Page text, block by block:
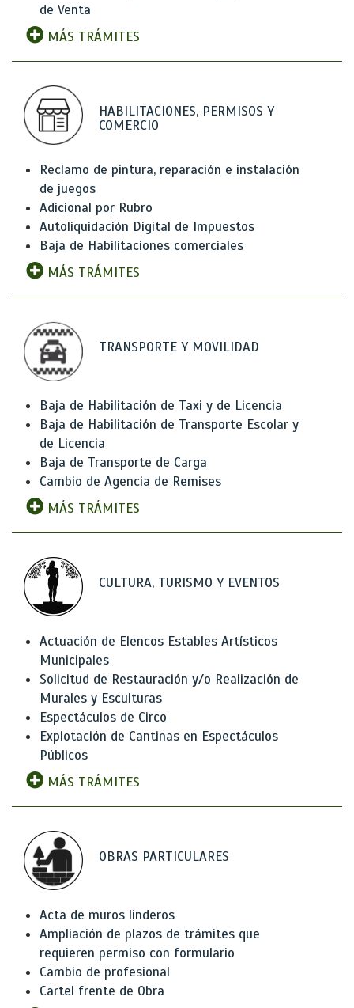
de Venta
MÁS TRÁMITES
HABILITACIONES, PERMISOS Y
COMERCIO
Reclamo de pintura, reparación e instalación
de juegos
Adicional por Rubro
Autoliquidación Digital de Impuestos
Baja de Habilitaciones comerciales
MÁS TRÁMITES
TRANSPORTE Y MOVILIDAD
Baja de Habilitación de Taxi y de Licencia
Baja de Habilitación de Transporte Escolar y
de Licencia
Baja de Transporte de Carga
Cambio de Agencia de Remises
MÁS TRÁMITES
CULTURA, TURISMO Y EVENTOS
Actuación de Elencos Estables Artísticos
Municipales
Solicitud de Restauración y/o Realización de
Murales y Esculturas
Espectáculos de Circo
Explotación de Cantinas en Espectáculos
Públicos
MÁS TRÁMITES
OBRAS PARTICULARES
Acta de muros linderos
Ampliación de plazos de trámites que
requieren permiso con formulario
Cambio de profesional
Cartel frente de Obra